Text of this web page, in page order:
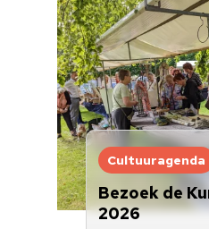
Cultuuragenda
Bezoek de
2026